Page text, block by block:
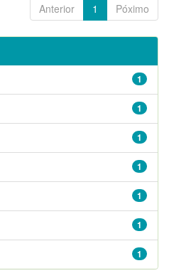
Anterior 1 Póximo
1
1
1
1
1
1
1